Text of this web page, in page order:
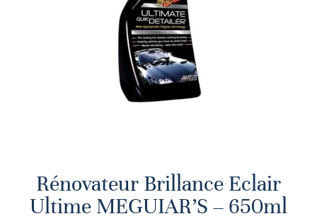
Rénovateur Brillance Eclair
Ultime MEGUIAR’S – 650ml